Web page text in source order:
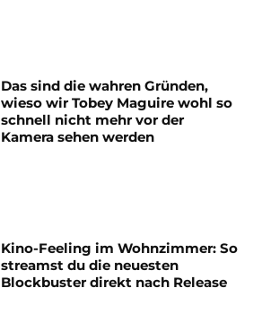
Das sind die wahren Gründen,
wieso wir Tobey Maguire wohl so
schnell nicht mehr vor der
Kamera sehen werden
Kino-Feeling im Wohnzimmer: So
streamst du die neuesten
Blockbuster direkt nach Release